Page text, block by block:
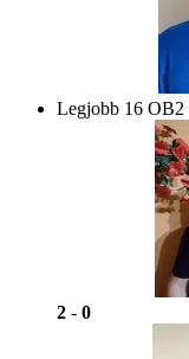
Legjobb 16 OB2
2 - 0